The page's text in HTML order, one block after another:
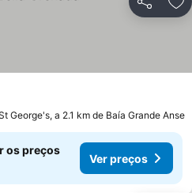
Partilhar
George's, a 2.1 km de Baía Grande Anse
os preços
Ver preços